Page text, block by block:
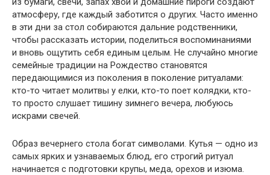
атмосферу, где каждый заботится о других. Часто именно
в эти дни за стол собираются дальние родственники,
чтобы рассказать истории, поделиться воспоминаниями
и вновь ощутить себя единым целым. Не случайно многие
семейные традиции на Рождество становятся
передающимися из поколения в поколение ритуалами:
кто-то читает молитвы у елки, кто-то поет колядки, кто-
то просто слушает тишину зимнего вечера, любуюсь
искрами свечей.
Образ вечернего стола богат символами. Кутья — одно из
самых ярких и узнаваемых блюд, его строгий ритуал
начинается с подготовки крупы, меда, орехов и изюма.